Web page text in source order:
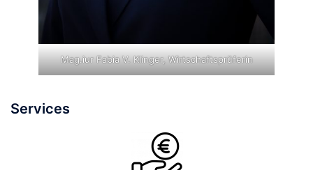
Mag.iur Fabia V. Klinger, Wirtschaftsprüferin
Services